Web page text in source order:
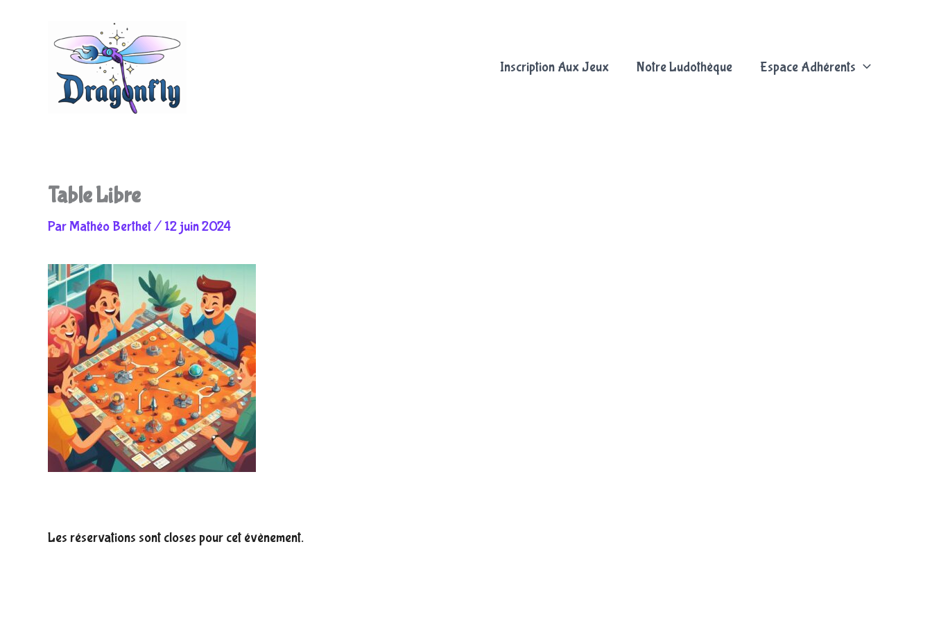
Inscription Aux Jeux Notre Ludothèque Espace Adhérents
Table Libre
Par Mathéo Berthet/ 12 juin 2024
Les réservations sont closes pour cet évènement.